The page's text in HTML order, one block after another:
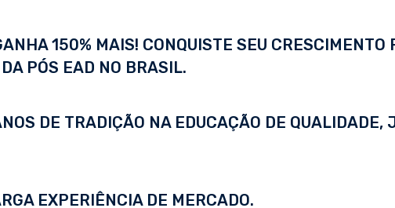
150% MAIS! CONQUISTE SEU
PÓS EAD NO BRASIL.
DE TRADIÇÃO NA EDUCAÇÃO DE
EXPERIÊNCIA DE MERCADO.